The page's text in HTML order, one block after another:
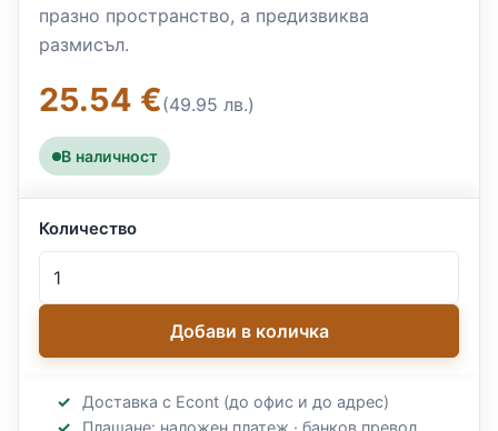
празно пространство, а предизвиква
размисъл.
25.54 €(49.95 лв.)
В наличност
Количество
Добави в количка
Доставка с Econt (до офис и до адрес)
Плащане: наложен платеж · банков превод